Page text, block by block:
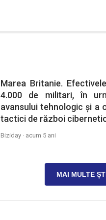
Marea Britanie.
4.000 de militari, în
avansului tehnologic și a
tactici de război
Biziday · acum 5 ani
MAI MULTE